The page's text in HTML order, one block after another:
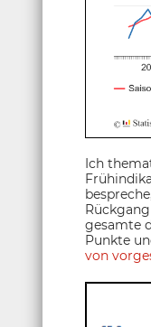
Ich
gesamte
Punkte
von